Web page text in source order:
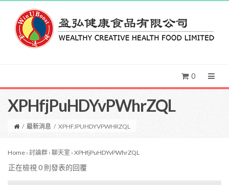
0
XPHfjPuHDYvPWhrZQL
/ 最新消息 / XPHFJPUHDYVPWHRZQL
Home › 討論群 › 聊天室 › XPHfjPuHDYvPWhrZQL
正在檢視 0 則發表的回覆